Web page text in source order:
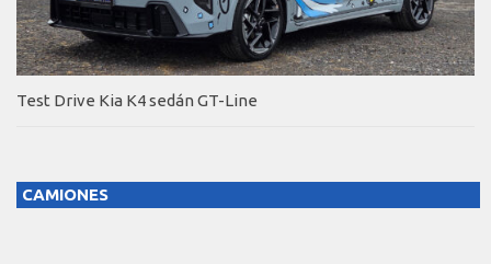
Test Drive Kia K4 sedán GT-Line
CAMIONES